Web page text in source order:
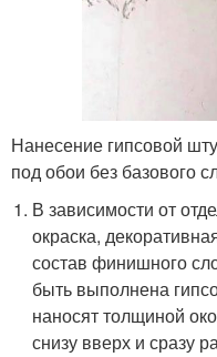
Нанесение гипсовой
под обои без базового
В зависимости от
окраска,
состав финишного
быть выполнена
наносят толщиной
снизу вверх и сразу